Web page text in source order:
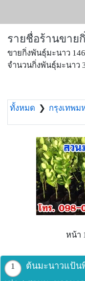
รายชื่อร้านขาย
ขายกิ่งพันธุ์มะนาว
จำนวนกิ่งพันธุ์มะนาว
ทั้งหมด ❯ กรุงเทพม
หน้า
1
ต้นมะนาวแป้น